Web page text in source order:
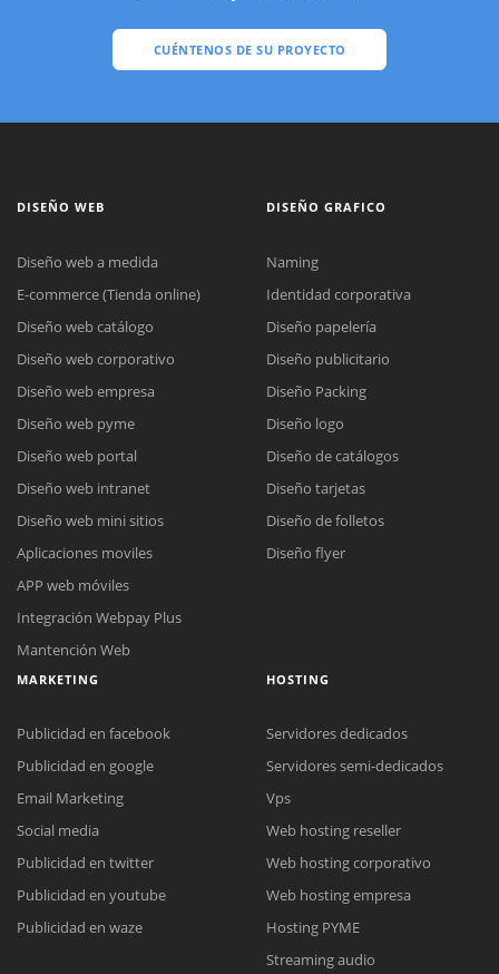
CUÉNTENOS DE SU PROYECTO
Reunión online
Meet para la reunión online.
Cotización
Chat Online
Todos nuestros ejecutivos están fuera de línea. Complete el formulario
DISEÑO WEB
Diseño web a medida
E-commerce (Tienda online)
Diseño web catálogo
Diseño web corporativo
Diseño web empresa
Diseño web pyme
Diseño web portal
Diseño web intranet
Diseño web mini sitios
Aplicaciones moviles
APP web móviles
Integración Webpay Plus
Mantención Web
DISEÑO GRAFICO
Naming
Identidad corporativa
Diseño papelería
Diseño publicitario
Diseño Packing
Diseño logo
Diseño de catálogos
Diseño tarjetas
Diseño de folletos
Diseño flyer
MARKETING
Publicidad en facebook
Publicidad en google
Email Marketing
Social media
Publicidad en twitter
Publicidad en youtube
Publicidad en waze
HOSTING
Servidores dedicados
Servidores semi-dedicados
Vps
Web hosting reseller
Web hosting corporativo
Web hosting empresa
Hosting PYME
Streaming audio